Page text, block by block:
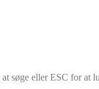
søge eller ESC for at